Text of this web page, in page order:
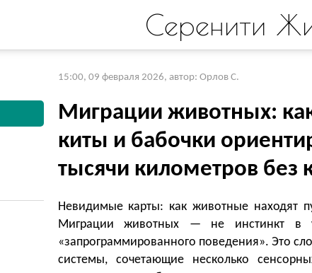
Серенити
15:00, 09 февраля 2026, автор: Орлов С.
Миграции животных:
киты и бабочки
тысячи километров без
Невидимые карты: как животные находят
Миграции животных — не инстинкт в
«запрограммированного поведения». Это
системы, сочетающие несколько